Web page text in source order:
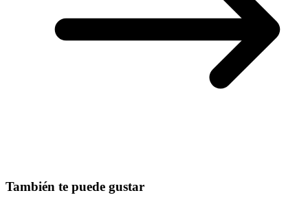
También te puede gustar